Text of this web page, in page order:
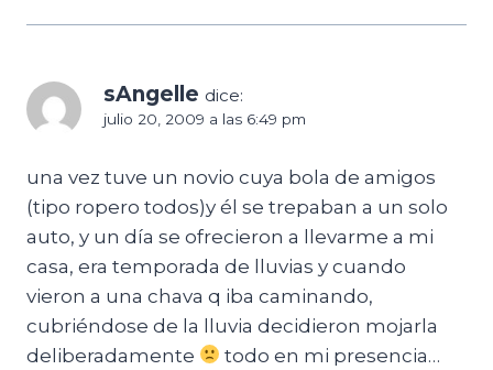
sAngelle dice:
julio 20, 2009 a las 6:49 pm
una vez tuve un novio cuya bola de amigos
(tipo ropero todos)y él se trepaban a un solo
auto, y un día se ofrecieron a llevarme a mi
casa, era temporada de lluvias y cuando
vieron a una chava q iba caminando,
cubriéndose de la lluvia decidieron mojarla
deliberadamente
todo en mi presencia…